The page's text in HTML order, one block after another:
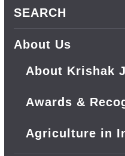
SEARCH
About Us
About Krishak
Awards &
Agriculture in